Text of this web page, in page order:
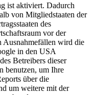
ist aktiviert. Dadurch
von Mitgliedstaaten der
des
vor der
wird die
in den USA
Betreibers dieser
benutzen, um Ihre
über die
um weitere mit der